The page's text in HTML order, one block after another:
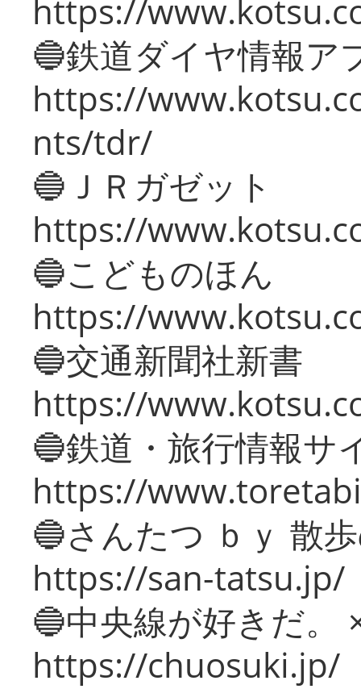
https://
🔵鉄道ダイヤ情報ア
https://
nts/tdr/
🔵ＪＲガゼット
https://
🔵こどものほん
https://
🔵交通新聞社新書
https://
🔵鉄道・旅行情報サ
https://
🔵さんたつ ｂｙ 散
https://san-tatsu.jp/
🔵中央線が好きだ。
https://chuosuki.jp/